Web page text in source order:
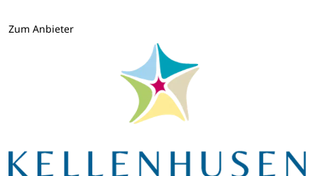
Zum Anbieter